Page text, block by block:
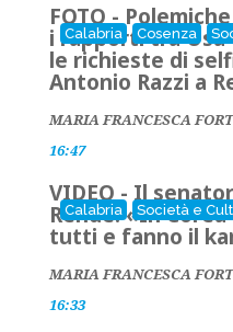
Calabria Cosenza
FOTO -
i rapporti tra Usa
le richieste di
Antonio Razzi a
MARIA FRANCESCA
16:47
Calabria Società e
VIDEO - Il
Rende: «In
tutti e fanno il
MARIA FRANCESCA
16:33